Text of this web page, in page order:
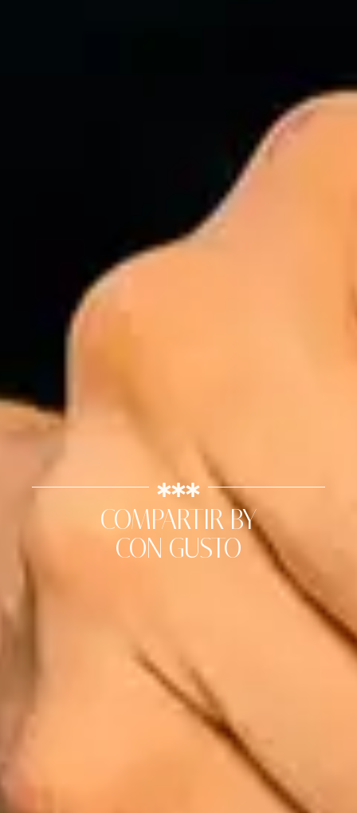
COMPARTIR BY
CON GUSTO